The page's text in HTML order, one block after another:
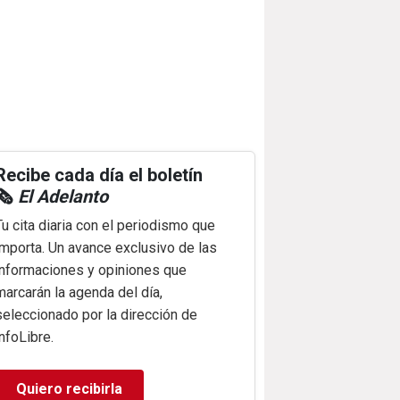
cada día el boletín
El Adelanto
cita diaria con el periodismo que
Un avance exclusivo de las
y opiniones que
la agenda del día,
por la dirección de
Quiero recibirla